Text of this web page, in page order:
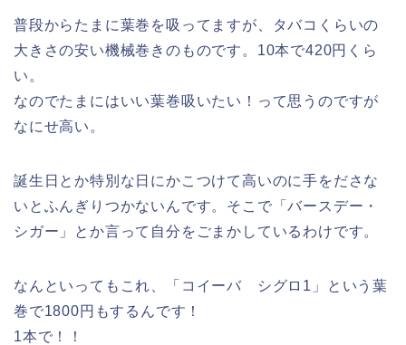
普段からたまに葉巻を吸ってますが、タバコくらいの
大きさの安い機械巻きのものです。10本で420円くら
い。
なのでたまにはいい葉巻吸いたい！って思うのですが
なにせ高い。
誕生日とか特別な日にかこつけて高いのに手をださな
いとふんぎりつかないんです。そこで「バースデー・
シガー」とか言って自分をごまかしているわけです。
なんといってもこれ、「コイーバ シグロ1」という葉
巻で1800円もするんです！
1本で！！